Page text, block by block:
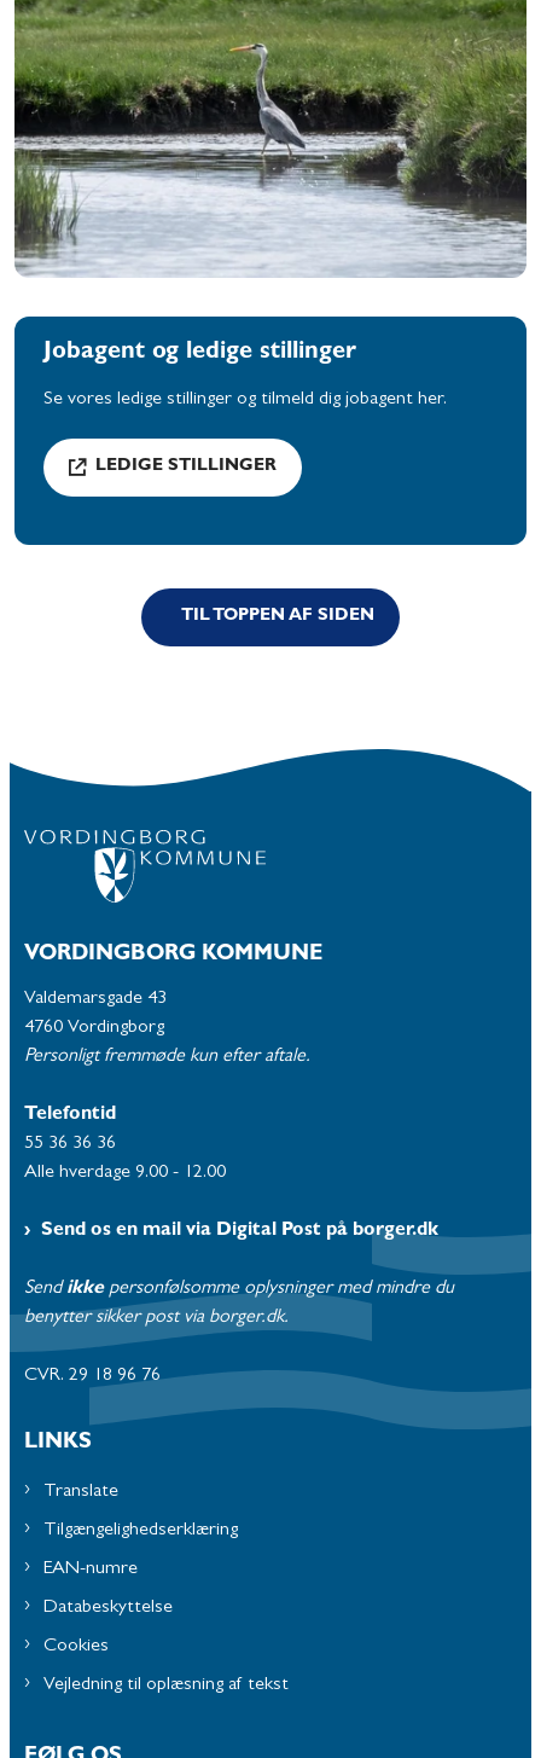
Jobagent og ledige stillinger
Se vores ledige stillinger og tilmeld dig jobagent her.
LEDIGE STILLINGER
TIL TOPPEN AF SIDEN
VORDINGBORG KOMMUNE
Valdemarsgade 43
4760 Vordingborg
Personligt fremmøde kun efter aftale.
Telefontid
55 36 36 36
Alle hverdage 9.00 - 12.00
Send os en mail via Digital Post på borger.dk
Send ikke personfølsomme oplysninger med mindre du
benytter sikker post via borger.dk.
CVR. 29 18 96 76
LINKS
Translate
Tilgængelighedserklæring
EAN-numre
Databeskyttelse
Cookies
Vejledning til oplæsning af tekst